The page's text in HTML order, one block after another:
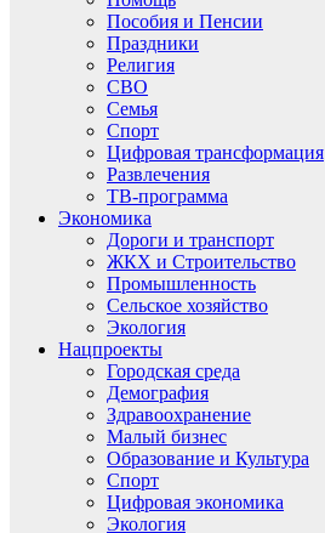
Пособия и Пенсии
Праздники
Религия
СВО
Семья
Спорт
Цифровая трансформация
Развлечения
ТВ-программа
Экономика
Дороги и транспорт
ЖКХ и Строительство
Промышленность
Сельское хозяйство
Экология
Нацпроекты
Городская среда
Демография
Здравоохранение
Малый бизнес
Образование и Культура
Спорт
Цифровая экономика
Экология